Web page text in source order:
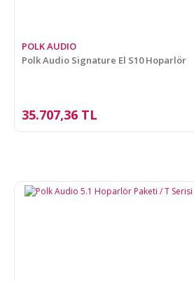
POLK AUDIO
Polk Audio Signature El S10 Hoparlör
35.707,36 TL